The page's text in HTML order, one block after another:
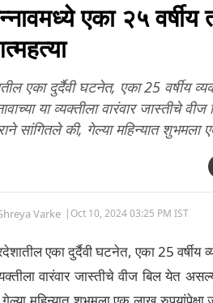
एका २५
एका दुर्दैवी घटनेत, एका 25 वर्षीय
या व्यक्तीला वारंवार जास्तीचे
सांगितले की, गेल्या महिन्यात
Varke | Oct 10, 2024 03:25 PM IST
एका दुर्दैवी घटनेत, एका 25
वारंवार जास्तीचे वीज बिल येत